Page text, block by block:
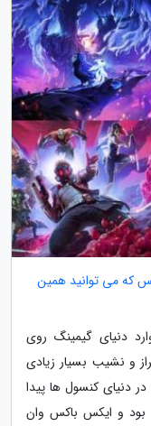
که می توانید همین
وارد دنیای گیمینگ روی
و نشیب بسیار زیادی
دنیای کنسول ها پیدا
بود و ایکس باکس وان